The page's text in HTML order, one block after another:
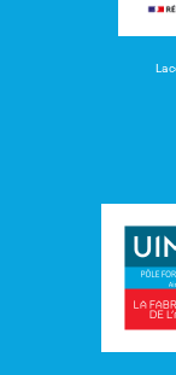
La